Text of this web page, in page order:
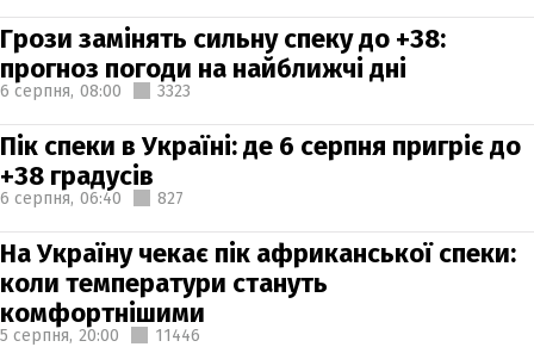
Грози замінять сильну спеку до +38:
прогноз погоди на найближчі дні
6 серпня, 08:00 3323
Пік спеки в Україні: де 6 серпня пригріє до
+38 градусів
6 серпня, 06:40 827
На Україну чекає пік африканської спеки:
коли температури стануть
комфортнішими
5 серпня, 20:00 11446